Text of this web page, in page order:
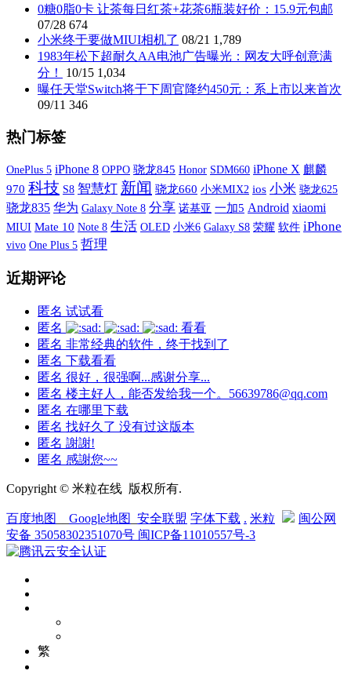
0糖0脂0卡 让茶每日红茶+花茶6瓶装好价：15.9元包邮
07/28 674
小米终于要做MIUI相机了 08/21 1,789
1983年松下超耐久AA电池广告曝光：网友大呼创意满
分！
10/15 1,034
曝任天堂Switch将于下周官降约450元：系上市以来首次
09/11 346
热门标签
OnePlus 5 iPhone 8 OPPO 骁龙845 Honor SDM660 iPhone X 麒麟
970 科技 S8 智慧灯 新闻 骁龙660 小米MIX2 ios 小米 骁龙625
骁龙835 华为 Galaxy Note 8 分享 诺基亚 一加5 Android xiaomi
MIUI Mate 10 Note 8 生活 OLED 小米6 Galaxy S8 荣耀 软件 iPhone
vivo One Plus 5 哲理
近期评论
匿名 试试看
匿名
看看
匿名 非常经典的软件，终于找到了
匿名 下载看看
匿名 很好，很强啊...感谢分享...
匿名 楼主好人，能否发给我一个。56639786@qq.com
匿名 在哪里下载
匿名 找好久了 没有过这版本
匿名 謝謝!
匿名 感謝您~~
Copyright © 米粒在线 版权所有.
百度地图 Google地图 安全联盟 字体下载 . 米粒
闽公网
安备 35058302351070号 闽ICP备11010557号-3
繁